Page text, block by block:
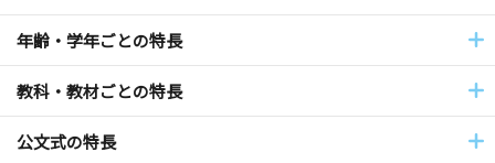
年齢・学年ごとの特長
教科・教材ごとの特長
公文式の特長